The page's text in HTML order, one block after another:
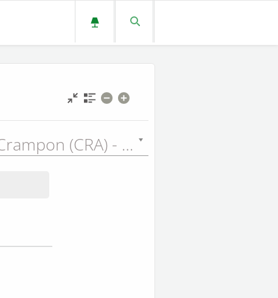
Auguste Crampon (CRA) - 1923